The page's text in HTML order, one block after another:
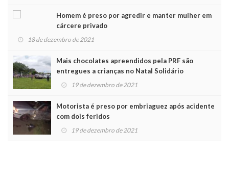
Homem é preso por agredir e manter mulher em
cárcere privado
18 de dezembro de 2021
Mais chocolates apreendidos pela PRF são
entregues a crianças no Natal Solidário
19 de dezembro de 2021
Motorista é preso por embriaguez após acidente
com dois feridos
19 de dezembro de 2021